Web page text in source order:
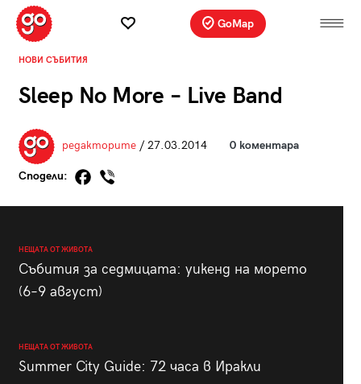
GoMap
НОВИ СЪБИТИЯ
Sleep No More – Live Band
редакторите/ 27.03.2014 0 коментара
Сподели:
НЕЩАТА ОТ ЖИВОТА
Събития за седмицата: уикенд на морето
(6–9 август)
НЕЩАТА ОТ ЖИВОТА
Summer City Guide: 72 часа в Иракли